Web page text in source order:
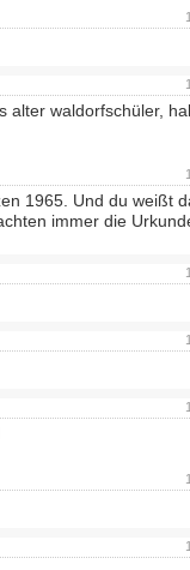
alter waldorfschüler,
1965. Und du weißt
immer die